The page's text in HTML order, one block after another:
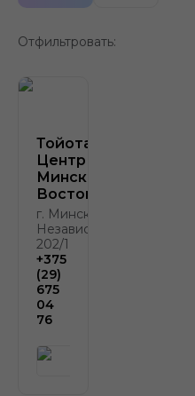
Отфильтровать:
Тойота
Центр
Минск
Восток
г. Минск, пр.
Независимости,
202/1
+375
(29)
675
04
76